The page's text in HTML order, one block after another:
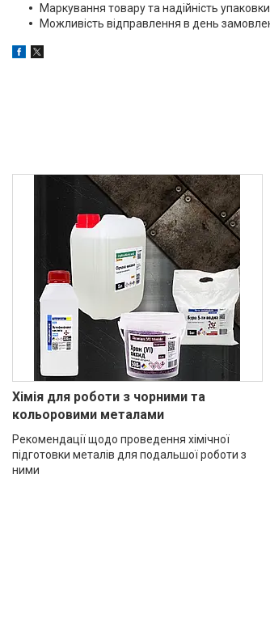
Маркування товару та надійність упаковки.
Можливість відправлення в день
Хімія для роботи з чорними та
кольоровими металами
Рекомендації щодо проведення хімічної
підготовки металів для подальшої роботи з
ними